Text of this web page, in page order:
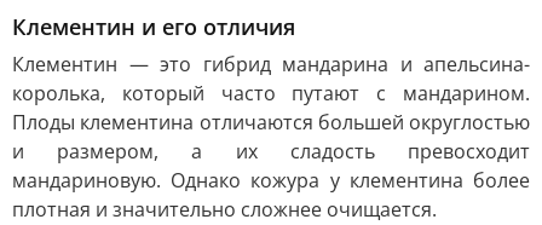
Клементин и его отличия
Клементин — это гибрид мандарина и апельсина-
королька, который часто путают с мандарином.
Плоды клементина отличаются большей округлостью
и размером, а их сладость превосходит
мандариновую. Однако кожура у клементина более
плотная и значительно сложнее очищается.